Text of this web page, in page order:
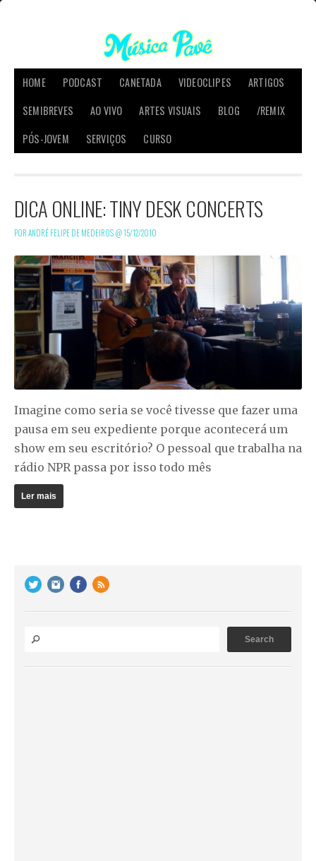
HOME PODCAST CANETADA VIDEOCLIPES
ARTIGOS
SEMIBREVES
AO VIVO ARTES VISUAIS BLOG
/REMIX
PÓS-JOVEM
SERVIÇOS CURSO
DICA ONLINE: TINY DESK CONCERTS
POR ANDRÉ FELIPE DE MEDEIROS @15/12/2010
Imagine como seria se você tivesse que fazer uma
pausa em seu expediente porque acontecerá um
show em seu escritório? O pessoal que trabalha na
rádio NPR passa por isso todo mês
Ler mais